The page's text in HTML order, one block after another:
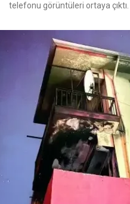
telefonu görüntüleri ortaya